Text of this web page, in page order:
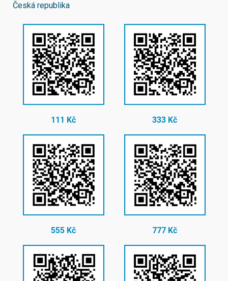
Česká republika
111 Kč 333 Kč
555 Kč 777 Kč